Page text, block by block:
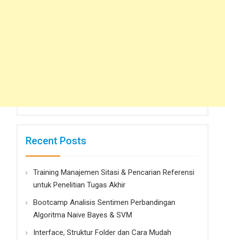
Recent Posts
Training Manajemen Sitasi & Pencarian Referensi
untuk Penelitian Tugas Akhir
Bootcamp Analisis Sentimen Perbandingan
Algoritma Naive Bayes & SVM
Interface, Struktur Folder dan Cara Mudah